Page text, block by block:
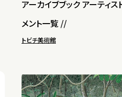
アーカイブブック アーティス
メント一覧 //
トビチ美術館